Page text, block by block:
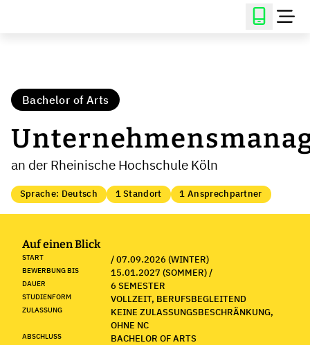
Bachelor of Arts
an der Rheinische Hochschule Köln
Sprache: Deutsch 1 Standort 1 Ansprechpartner
Auf einen Blick
START / 07.09.2026 (WINTER)
BEWERBUNG BIS 15.01.2027 (SOMMER) /
DAUER 6 SEMESTER
STUDIENFORM VOLLZEIT, BERUFSBEGLEITEND
ZULASSUNG
KEINE ZULASSUNGSBESCHRÄNKUNG,
OHNE NC
ABSCHLUSS BACHELOR OF ARTS